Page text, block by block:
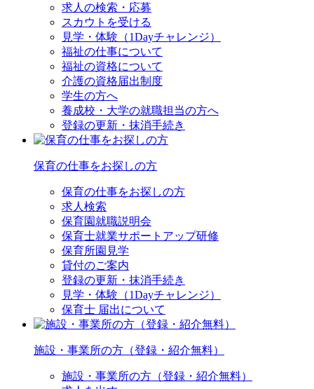
求人の検索・応募
スカウトを受ける
見学・体験（1Dayチャレンジ）
福祉の仕事について
福祉の資格について
介護の資格届出制度
学生の方へ
養成校・大学の就職担当の方へ
登録の更新・抹消手続き
保育の仕事をお探しの方
保育の仕事をお探しの方
求人検索
保育園就職説明会
保育士就業サポートアップ研修
保育所園見学
貸付のご案内
登録の更新・抹消手続き
見学・体験（1Dayチャレンジ）
保育士 届出について
施設・事業所の方（登録・紹介無料）
施設・事業所の方（登録・紹介無料）